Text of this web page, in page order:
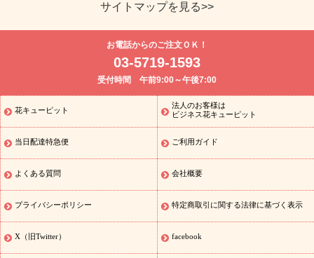
サイトマップを見る>>
お祝い 誕生日フラワーギフト特集
お供え・お悔やみの花
四十九日法要以降に贈る花
通夜・葬儀に贈る花
胡蝶蘭・花鉢 プリザーブドフラワー
のイベント
ひまわり ギフト・プレゼント特集
お盆 花（新盆・初
盆）
季節のイベント お盆 花（新盆・初盆）
お盆 花（新盆・
初盆）
お盆・お供え 花とセットギフト
お盆・お供え プリザーブ
ドフラワー
ひまわり ギフト・プレゼント特集
元・暑中見舞い 花のギフト特集
敬老の日におくる花ギフト・プレ
ゼント特集
敬老の日におくる花ギフト・プレゼント特集
花のおすすめランキング
敬老の日 花鉢植えのギフト・プレゼント
特集
敬老の日 花とセットギフト・プレゼント特集
敬老の日の花
ズ』コラボキャンペーン
「きょう誕生日なんです」キャンペーン
誕生日の花を探す 誕生日フラワーギフト
誕生日フラワーギフ
お電話からのご注文ＯＫ！
03-5719-1593
受付時間 午前9:00～午後7:00
花キューピット
法人のお客様は
ビジネス花キューピット
当日配達特急便 ご利用ガイド
よくある質問 会社概要
プライバシーポリシー 特定商取引に関する法律に基づく表示
X（旧Twitter） facebook